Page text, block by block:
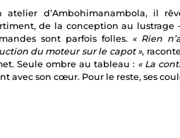
atelier d’Ambohimanambola, il
de la conception au lustrage
sont parfois folles. « Rien
du moteur sur le capot »,
Seule ombre au tableau : « La
avec son cœur. Pour le reste, ses